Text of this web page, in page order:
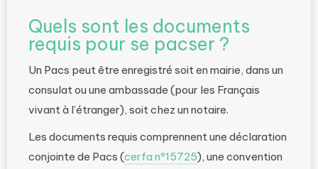
Quels sont les documents
requis pour se pacser ?
Un Pacs peut être enregistré soit en mairie, dans un
consulat ou une ambassade (pour les Français
vivant à l’étranger), soit chez un notaire.
Les documents requis comprennent une déclaration
conjointe de Pacs (cerfa n°15725), une convention